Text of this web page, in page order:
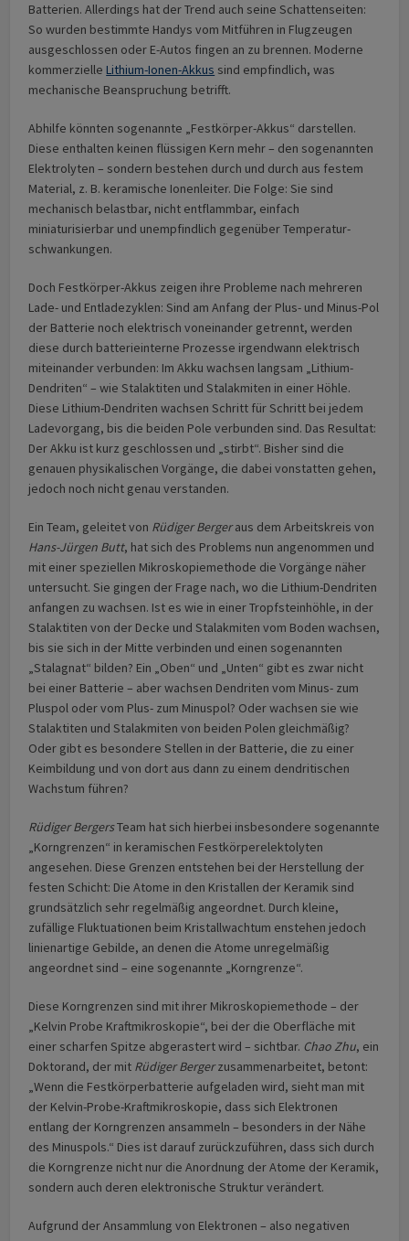
Batterien. Allerdings hat der Trend auch seine Schatten­seiten:
So wurden bestimmte Handys vom Mitführen in Flugzeugen
ausgeschlossen oder E-Autos fingen an zu brennen. Moderne
kommerzielleLithium-Ionen-Akkus sind empfindlich, was
mechanische Beanspruchung betrifft.
Abhilfe könnten sogenannte „Festkörper-Akkus“ darstellen.
Diese enthalten keinen flüssigen Kern mehr – den sogenannten
Elektrolyten – sondern bestehen durch und durch aus festem
Material, z. B. keramische Ionenleiter. Die Folge: Sie sind
mechanisch belastbar, nicht entflammbar, einfach
miniaturisierbar und unempfindlich gegenüber Temperatur­
schwankungen.
Doch Festkörper-Akkus zeigen ihre Probleme nach mehreren
Lade- und Entlade­zyklen: Sind am Anfang der Plus- und Minus-Pol
der Batterie noch elektrisch voneinander getrennt, werden
diese durch batterie­interne Prozesse irgendwann elektrisch
miteinander verbunden: Im Akku wachsen langsam „Lithium-
Dendriten“ – wie Stalaktiten und Stalakmiten in einer Höhle.
Diese Lithium-Dendriten wachsen Schritt für Schritt bei jedem
Ladevorgang, bis die beiden Pole verbunden sind. Das Resultat:
Der Akku ist kurz geschlossen und „stirbt“. Bisher sind die
genauen physikalischen Vorgänge, die dabei vonstatten gehen,
jedoch noch nicht genau verstanden.
Ein Team, geleitet von Rüdiger Bergeraus dem Arbeitskreis von
Hans-Jürgen Butt, hat sich des Problems nun angenommen und
mit einer speziellen Mikroskopie­methode die Vorgänge näher
untersucht. Sie gingen der Frage nach, wo die Lithium-Dendriten
anfangen zu wachsen. Ist es wie in einer Tropfsteinhöhle, in der
Stalaktiten von der Decke und Stalakmiten vom Boden wachsen,
bis sie sich in der Mitte verbinden und einen sogenannten
„Stalagnat“ bilden? Ein „Oben“ und „Unten“ gibt es zwar nicht
bei einer Batterie – aber wachsen Dendriten vom Minus- zum
Pluspol oder vom Plus- zum Minus­pol? Oder wachsen sie wie
Stalaktiten und Stalakmiten von beiden Polen gleichmäßig?
Oder gibt es besondere Stellen in der Batterie, die zu einer
Keimbildung und von dort aus dann zu einem dendritischen
Wachstum führen?
Rüdiger BergersTeam hat sich hierbei insbesondere sogenannte
„Korngrenzen“ in keramischen Fest­körper­elektolyten
angesehen. Diese Grenzen entstehen bei der Herstellung der
festen Schicht: Die Atome in den Kristallen der Keramik sind
grundsätzlich sehr regelmäßig angeordnet. Durch kleine,
zufällige Fluktuationen beim Kristallwachtum enstehen jedoch
linienartige Gebilde, an denen die Atome unregelmäßig
angeordnet sind – eine sogenannte „Korngrenze“.
Diese Korngrenzen sind mit ihrer Mikroskopie­methode – der
„Kelvin Probe Kraftmikro­skopie“, bei der die Oberfläche mit
einer scharfen Spitze abgerastert wird – sichtbar. Chao Zhu, ein
Doktorand, der mit Rüdiger Bergerzusammenarbeitet, betont:
„Wenn die Festkörper­batterie aufgeladen wird, sieht man mit
der Kelvin-Probe-Kraftmikroskopie, dass sich Elektronen
entlang der Korn­grenzen ansammeln – besonders in der Nähe
des Minuspols.“ Dies ist darauf zurückzuführen, dass sich durch
die Korngrenze nicht nur die Anordnung der Atome der Keramik,
sondern auch deren elektronische Struktur verändert.
Aufgrund der Ansammlung von Elektronen – also negativen